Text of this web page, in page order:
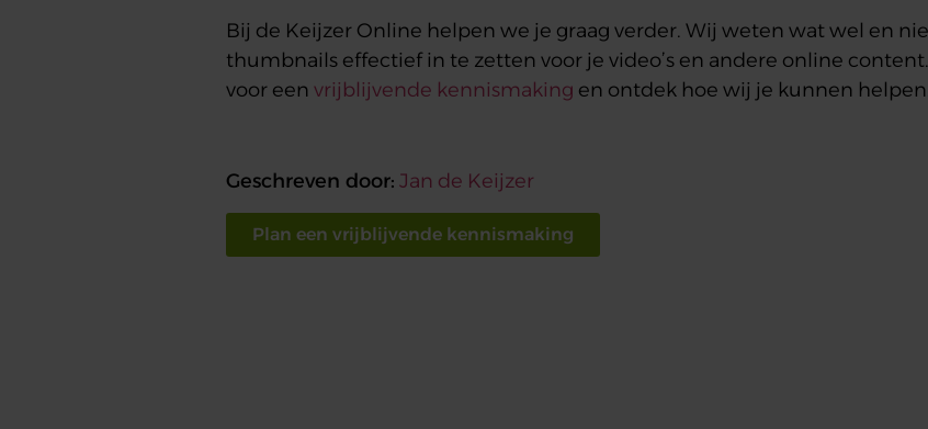
Bij de Keijzer Online helpen we je graag verder. Wij weten wat wel en
thumbnails effectief in te zetten voor je video’s en andere online
voor een vrijblijvende kennismaking en ontdek hoe wij je kunnen
Geschreven door: Jan de Keijzer
Plan een vrijblijvende kennismaking